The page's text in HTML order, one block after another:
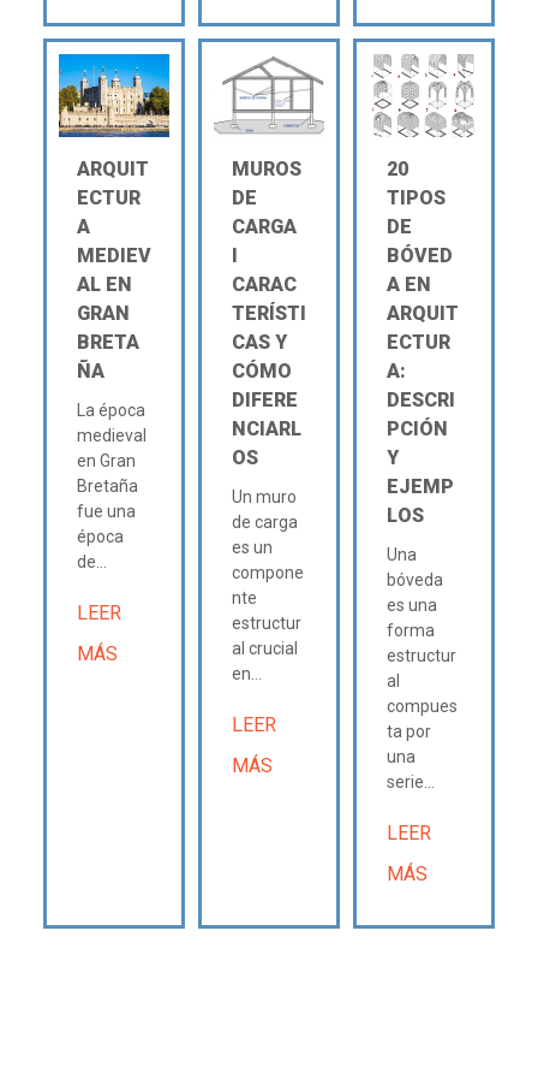
ARQUIT
ECTUR
A
MEDIEV
AL EN
GRAN
BRETA
ÑA
La época
medieval
en Gran
Bretaña
fue una
época
de...
LEER
MÁS
MUROS
DE
CARGA
Ι
CARAC
TERÍSTI
CAS Y
CÓMO
DIFERE
NCIARL
OS
Un muro
de carga
es un
compone
nte
estructur
al crucial
en...
LEER
MÁS
20
TIPOS
DE
BÓVED
A EN
ARQUIT
ECTUR
A:
DESCRI
PCIÓN
Y
EJEMP
LOS
Una
bóveda
es una
forma
estructur
al
compues
ta por
una
serie...
LEER
MÁS